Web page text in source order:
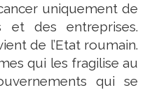
uniquement de
et des entreprises.
de l’Etat roumain.
qui les fragilise au
qui se